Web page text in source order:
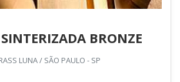
BRONZE
LUNA / SÃO PAULO - SP